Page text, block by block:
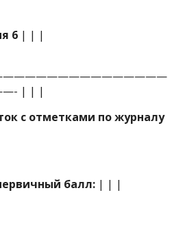
6 | | |
| | |
с отметками по журналу
балл: | | |